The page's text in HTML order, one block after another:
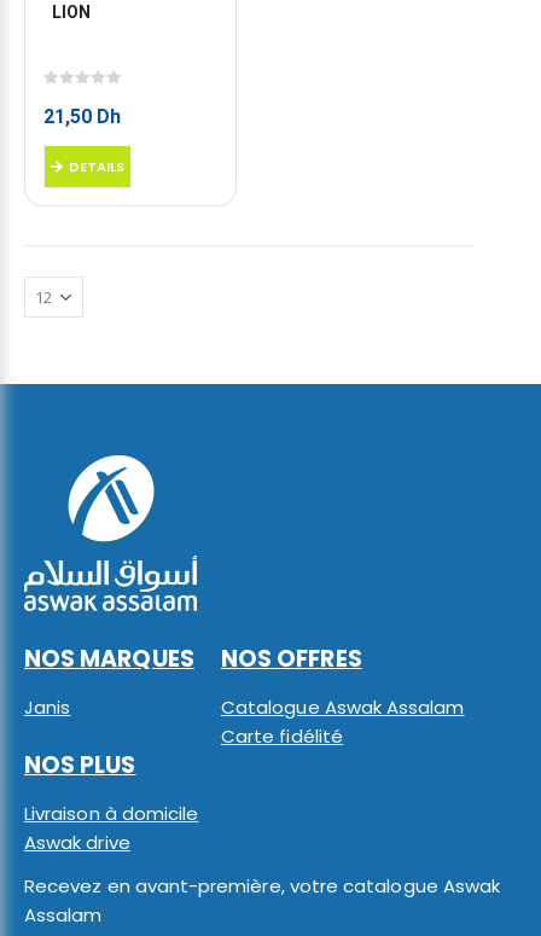
LION
21,50 Dh
DETAILS
NOS MARQUES
Janis
NOS OFFRES
Catalogue Aswak Assalam
Carte fidélité
NOS PLUS
Livraison à domicile
Aswak drive
Recevez en avant-première, votre catalogue Aswak
Assalam